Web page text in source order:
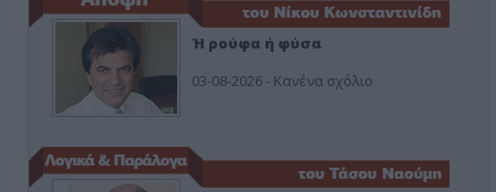
Ή ρούφα ή φύσα
03-08-2026 - Κανένα σχόλιο